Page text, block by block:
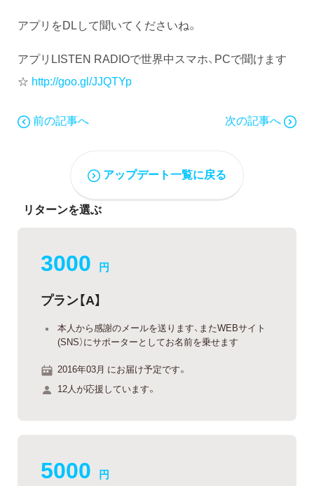
アプリをDLして聞いてくださいね。
アプリLISTEN RADIOで世界中スマホ、PCで聞けます
☆ http://goo.gl/JJQTYp
前の記事へ 次の記事へ
アップデート一覧に戻る
リターンを選ぶ
3000 円
プラン【A】
本人から感謝のメールを送ります、またWEBサイト
(SNS）にサポーターとしてお名前を乗せます
2016年03月 にお届け予定です。
12人が応援しています。
5000 円